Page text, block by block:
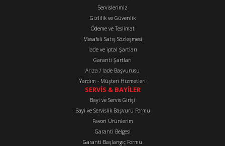
Ürün bilgilerinde hatalar bulunuyor.
Ürün fiyatı diğer sitelerden daha pahalı.
Bu ürüne benzer farklı alternatifler olmalı.
Gönder
Servislerimiz
Gizlilik ve Güvenlik
Ödeme ve Teslimat
Mesafeli Satış Sözleşmesi
İade ve iptal Şartları
Garanti Şartları
Arıza / İade Başvurusu
Yardım - Müşteri Hizmetleri
SERVİS & BAYİLER
Bayi ve Servis Girişi
Bayi ve Servislik Başvuru Formu
Favori Ürünlerim
Garanti Belgesi
Garanti Başlangıç Formu